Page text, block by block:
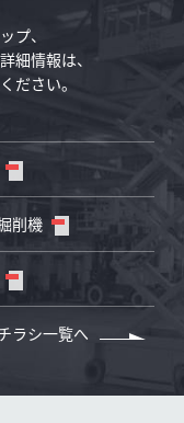
プ、
細情報は、
ださい。
削機
ラシ一覧へ